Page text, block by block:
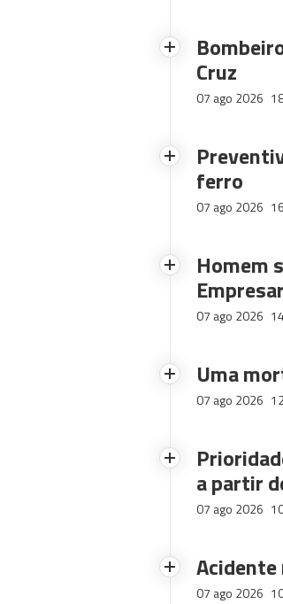
Cruz
07 ago 2026
ferro
07 ago 2026
Homem
07 ago 2026
Uma
07 ago 2026
a partir
07 ago 2026
Acidente
07 ago 2026